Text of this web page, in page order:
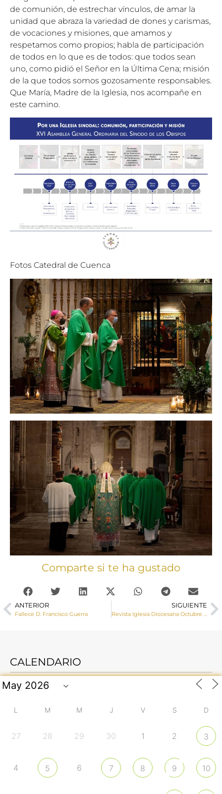
de comunión, de estrechar vínculos, de amar la
unidad que abraza la variedad de dones y carismas,
de vocaciones y misiones, que amamos y
respetamos como propios; habla de participación
de todos en lo que es de todos: que todos sean
uno, como pidió el Señor en la Última Cena; misión
de la que todos somos gozosamente responsables.
Que María, Madre de la Iglesia, nos acompañe en
este camino.
Fotos Catedral de Cuenca
Comparte si te ha gustado
ANTERIOR
Fallece D. Francisco Guerra
SIGUIENTE
Revista Iglesia Diocesana Octubre 2021
CALENDARIO
L M M J V S D
27 28 29 30 1 2 3
4 5 6 7 8 9 10